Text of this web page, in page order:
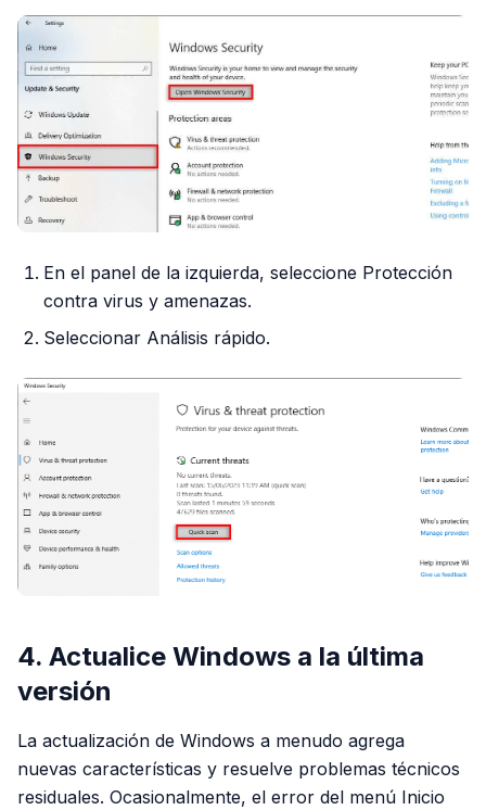
En el panel de la izquierda, seleccione Protección
contra virus y amenazas.
Seleccionar Análisis rápido.
4. Actualice Windows a la última
versión
La actualización de Windows a menudo agrega
nuevas características y resuelve problemas técnicos
residuales. Ocasionalmente, el error del menú Inicio